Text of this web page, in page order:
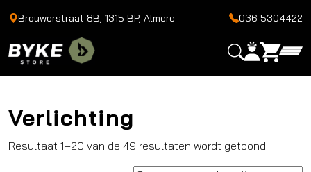
Brouwerstraat 8B, 1315 BP, Almere 036 5304422
Verlichting
Resultaat 1–20 van de 49 resultaten wordt getoond
op